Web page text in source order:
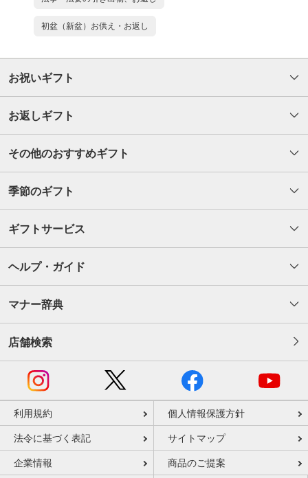
初盆（新盆）お供え・お返し
お祝いギフト
お返しギフト
その他のおすすめギフト
季節のギフト
ギフトサービス
ヘルプ・ガイド
マナー辞典
店舗検索
利用規約 個人情報保護方針
法令に基づく表記 サイトマップ
企業情報 商品のご提案